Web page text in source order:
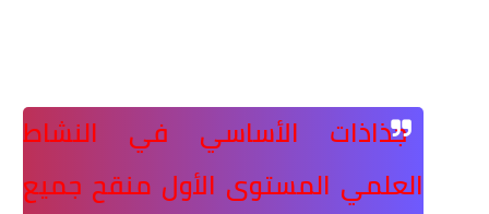
جذاذات الأساسي في النشاط
العلمي المستوى الأول منقح جميع